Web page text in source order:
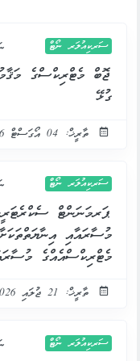
ސަރކިއުލަރ ނޯޓް
ޖޮބް މެޓްރިކްސްގެ
ގުޅޭ
ތާރީޚް: 04 އޯގަސްޓް 2026
ސަރކިއުލަރ ނޯޓް
ޕަރމަނަންޓް
މެޓްރިކްސްއެއްގެ
ތާރީޚް: 21 ޖުލައި 2026
ސަރކިއުލަރ ނޯޓް